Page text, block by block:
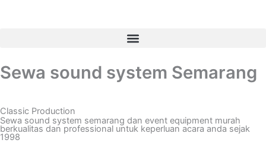
Sewa sound system Semarang
Classic Production
Sewa sound system semarang dan event equipment murah
berkualitas dan professional untuk keperluan acara anda sejak
1998